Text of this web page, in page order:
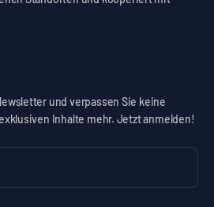
und verpassen Sie keine
Inhalte mehr. Jetzt anmelden!